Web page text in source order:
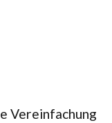
Vereinfachung